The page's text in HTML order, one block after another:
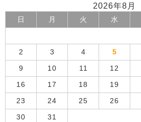
2026年8月
日 月 火 水
2 3 4 5
9 10 11 12
16 17 18 19
23 24 25 26
30 31